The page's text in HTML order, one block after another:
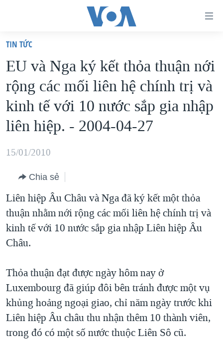
truy
cập
Tới
nội
dung
chính
Tới
hướng
chính
Đi
tới
"Tìm"
VIỆT NAM
HOA KỲ
BIỂN ĐÔNG
THẾ GIỚI
MỤC
TỰ DO BÁO CHÍ
VẠCH TRẦN TIN GIẢ
NGƯỜI VIỆT HẢI NGOẠI
KINH TẾ
KHOA HỌC
SỨC KHOẺ
VĂN HOÁ
CHUYÊN ĐỀ
CHIẾN TRANH THƯƠNG MẠI CỦA MỸ: QUÁ KHỨ VÀ HIỆN
TẠI
HÀNH TRÌNH BẦU CỬ 2024
GIẢI MÃ VÀNH ĐAI & CON ĐƯỜNG
NGÀY TỊ NẠN THẾ GIỚI
TRỊNH VĨNH BÌNH - NGƯỜI HẠ 'BÊN THẮNG CUỘC'
GROUND ZERO – XƯA VÀ NAY
HỌC TIẾNG ANH
VIDEO
MẠNG XÃ HỘI
Ngôn ngữ khác
TIN TỨC
EU và Nga ký kết thỏa thuận nới
rộng các mối liên hệ chính trị và
kinh tế với 10 nước sắp gia nhập
liên hiệp. - 2004-04-27
15/01/2010
Chia sẻ
Liên hiệp Âu Châu và Nga đã ký kết một thỏa
thuận nhằm nới rộng các mối liên hệ chính trị và
kinh tế với 10 nước sắp gia nhập Liên hiệp Âu
Châu.
Thỏa thuận đạt được ngày hôm nay ở
Luxembourg đã giúp đôi bên tránh được một vụ
khủng hoảng ngoại giao, chỉ năm ngày trước khi
Liên hiệp Âu châu thu nhận thêm 10 thành viên,
trong đó có một số nước thuộc Liên Sô cũ.